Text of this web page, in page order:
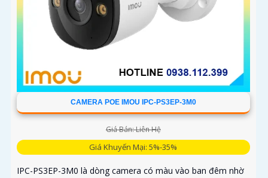
CAMERA POE IMOU IPC-PS3EP-3M0
Giá Bán: Liên Hệ
Giá Khuyến Mại: 5%-35%
IPC-PS3EP-3M0 là dòng camera có màu vào ban đêm nhờ